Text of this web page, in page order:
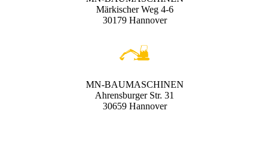
Märkischer Weg 4-6
30179 Hannover
MN-BAUMASCHINEN
Ahrensburger Str. 31
30659 Hannover